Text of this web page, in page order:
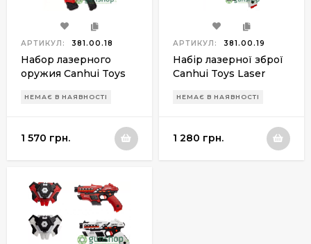
АРТИКУЛ: 381.00.18
Набор лазерного
оружия Canhui Toys
BB8903A (2
НЕМАЄ В НАЯВНОСТІ
1 570 грн.
АРТИКУЛ: 381.00.19
Набір лазерної зброї
Canhui Toys Laser
(2 пістолети)
НЕМАЄ В НАЯВНОСТІ
1 280 грн.